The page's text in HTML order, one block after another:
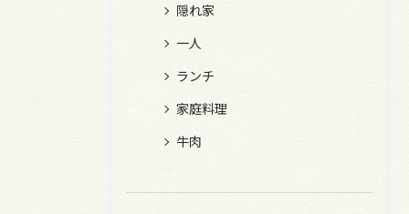
隠れ家
一人
ランチ
家庭料理
牛肉